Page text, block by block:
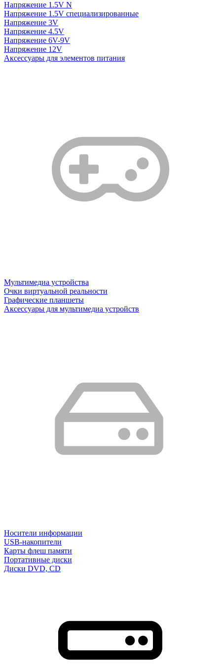
Напряжение 1.5V N
Напряжение 1.5V специализированные
Напряжение 3V
Напряжение 4.5V
Напряжение 6V-9V
Напряжение 12V
Аксессуары для элементов питания
Мультимедиа устройства
Очки виртуальной реальности
Графические планшеты
Аксессуары для мультимедиа устройств
Носители информации
USB-накопители
Карты флеш памяти
Портативные диски
Диски DVD, CD